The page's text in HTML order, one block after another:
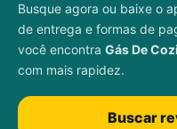
Busque agora ou baixe o
de entrega e formas de
você encontra Gás De
com mais rapidez.
Buscar